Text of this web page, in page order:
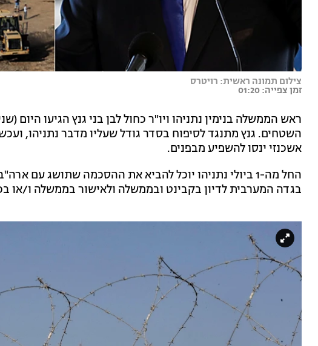
צילום תמונה ראשית: רויטרס
זמן צפייה: 01:20
ראש הממשלה בנימין נתניהו ויו"ר כחול לבן בני גנץ הגיעו היום
השטחים. גנץ מתנגד לסיפוח בסדר גודל שעליו מדבר נתניהו,
אשכנזי ינסו להשפיע מבפנים.
החל מה-1 ביולי נתניהו יוכל להביא את ההסכמה שתושג עם
בגדה המערבית לדיון בקבינט ובממשלה ולאישור בממשלה ו/או